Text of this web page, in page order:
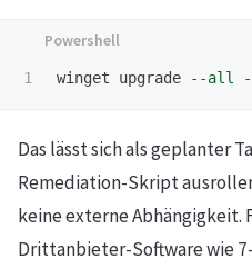
winget upgrade --all
Das lässt sich als geplanter
Remediation-Skript
keine externe Abhängigkeit.
Drittanbieter-Software wie